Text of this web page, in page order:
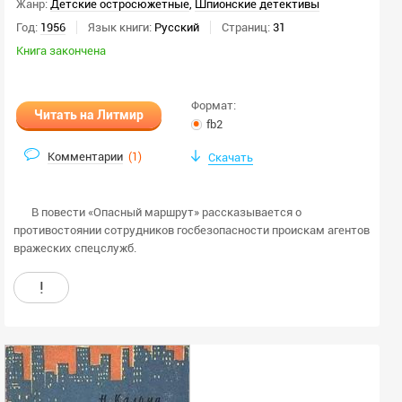
г. г.
Любой
fb2
html
txt
rtf
docx
epub
pdf
djvu
Жанр: Детские остросюжетные Шпионские детективы
Год: 1956 Язык книги: Русский Страниц: 31
Книга закончена
Читать на Литмир
Комментарии (1)
Формат:
fb2
Скачать
В повести «Опасный маршрут» рассказывается о
противостоянии сотрудников госбезопасности проискам агентов
вражеских спецслужб.
!